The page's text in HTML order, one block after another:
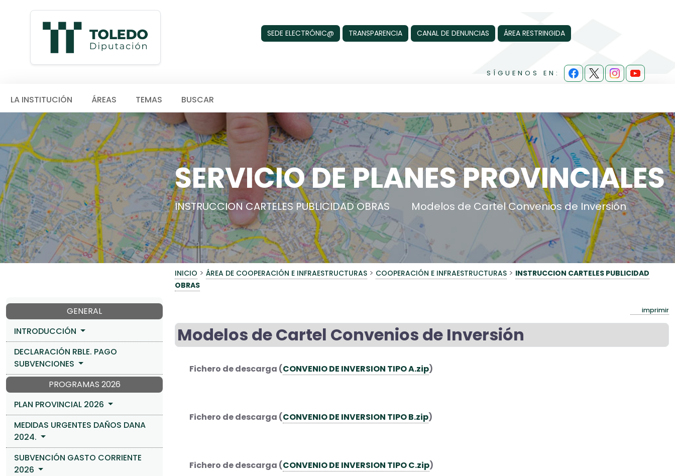
SEDE ELECTRÓNIC@ TRANSPARENCIA CANAL DE DENUNCIAS ÁREA RESTRINGIDA
SÍGUENOS EN:
LA INSTITUCIÓN ÁREAS TEMAS BUSCAR
SERVICIO DE PLANES PROVINCIALES
INSTRUCCION CARTELES PUBLICIDAD OBRAS Modelos de Cartel Convenios de Inversión
INICIO > ÁREA DE COOPERACIÓN E INFRAESTRUCTURAS > COOPERACIÓN E INFRAESTRUCTURAS > INSTRUCCION CARTELES PUBLICIDAD
OBRAS
GENERAL
INTRODUCCIÓN
DECLARACIÓN RBLE. PAGO
SUBVENCIONES
PROGRAMAS 2026
PLAN PROVINCIAL 2026
MEDIDAS URGENTES DAÑOS DANA
2024.
SUBVENCIÓN GASTO CORRIENTE
2026
imprimir
Modelos de Cartel Convenios de Inversión
Fichero de descarga (CONVENIO DE INVERSION TIPO A.zip)
Fichero de descarga (CONVENIO DE INVERSION TIPO B.zip)
Fichero de descarga (CONVENIO DE INVERSION TIPO C.zip)